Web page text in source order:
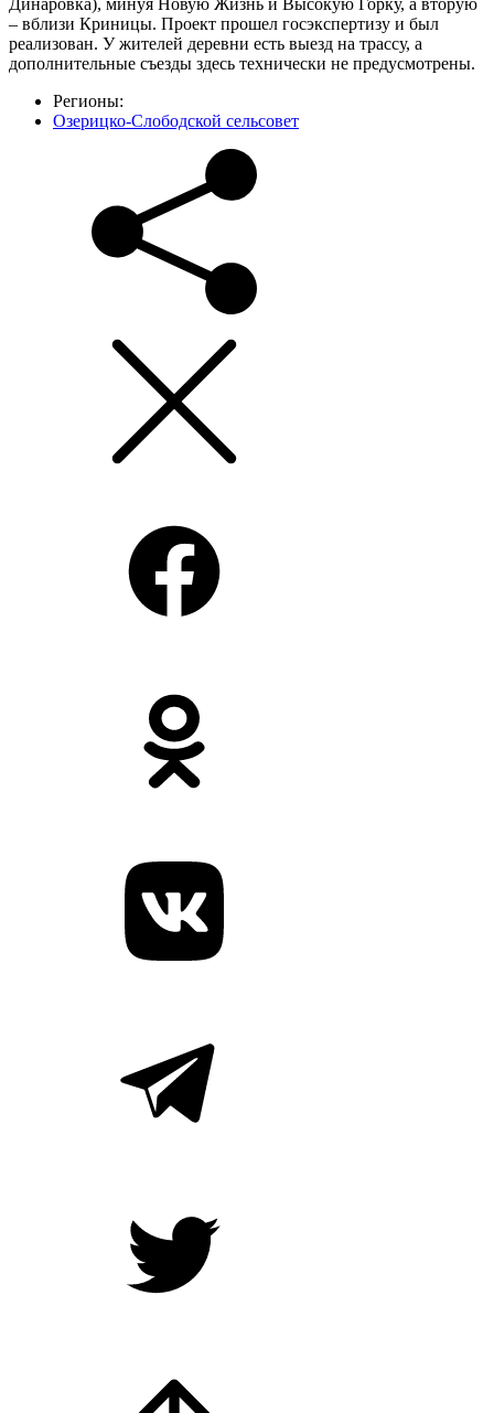
– вблизи Криницы. Проект прошел госэкспертизу и был
реализован. У жителей деревни есть выезд на трассу, а
дополнительные съезды здесь технически не предусмотрены.
Регионы:
Озерицко-Слободской сельсовет